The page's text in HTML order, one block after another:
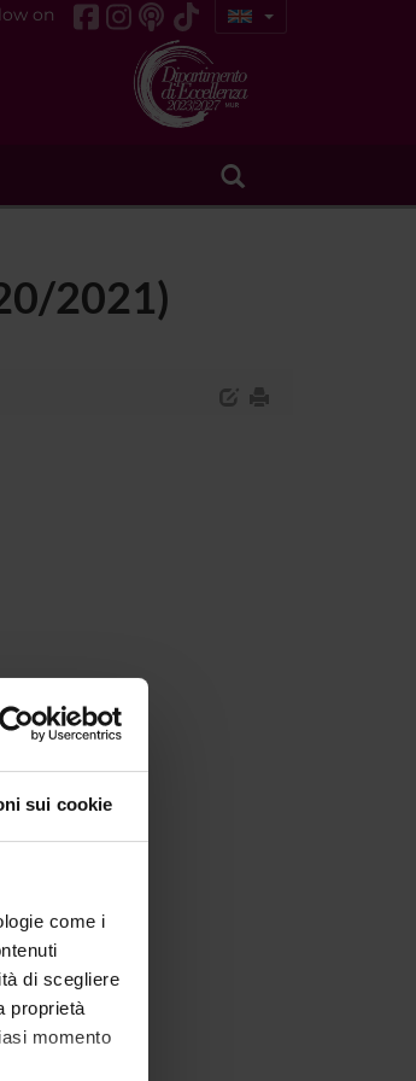
sui cookie
come i
di scegliere
proprietà
momento
on
2021)